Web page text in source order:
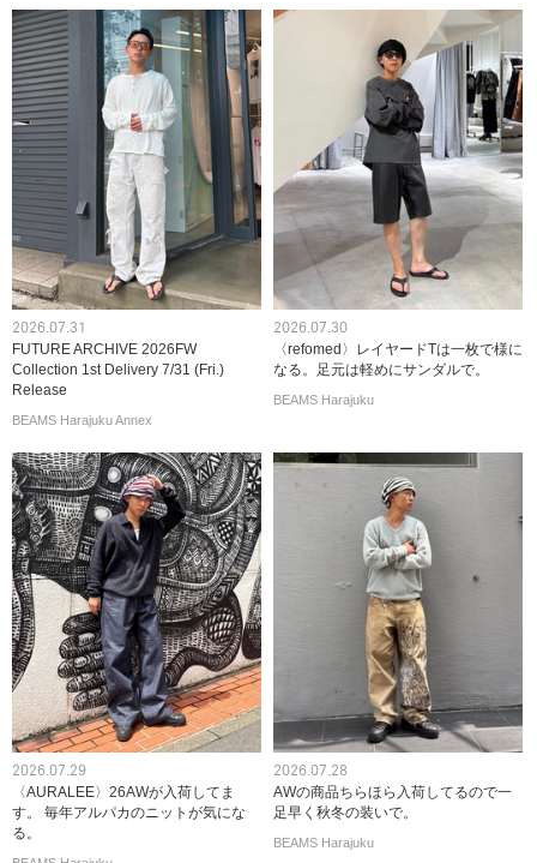
2026.07.31
FUTURE ARCHIVE 2026FW
Collection 1st Delivery 7/31 (Fri.)
Release
BEAMS Harajuku Annex
2026.07.30
〈refomed〉レイヤードTは一枚で様に
なる。足元は軽めにサンダルで。
BEAMS Harajuku
2026.07.29
〈AURALEE〉26AWが入荷してま
す。 毎年アルパカのニットが気にな
る。
2026.07.28
AWの商品ちらほら入荷してるので一
足早く秋冬の装いで。
BEAMS Harajuku